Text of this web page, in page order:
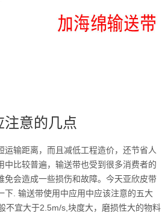
意的几点
运输距离，而且减低工程造价，还节省人
中比较普遍，输送带也受到很多消费者的
免会造成一些损伤和故障。今天亚欣皮带
下. 输送带使用中应用中应该注意的五大
不宜大于2.5m/s,块度大，磨损性大的物料